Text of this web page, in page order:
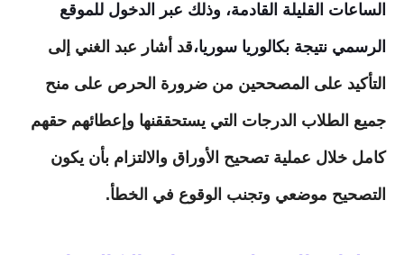
الساعات القليلة القادمة، وذلك عبر الدخول للموقع
الرسمي نتيجة بكالوريا سوريا،قد أشار عبد الغني إلى
التأكيد على المصححين من ضرورة الحرص على منح
جميع الطلاب الدرجات التي يستحققنها وإعطائهم حقهم
كامل خلال عملية تصحيح الأوراق والالتزام بأن يكون
التصحيح موضعي وتجنب الوقوع في الخطأ.